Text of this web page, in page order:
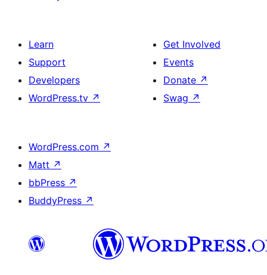
Learn
Support
Developers
WordPress.tv ↗
Get Involved
Events
Donate ↗
Swag ↗
WordPress.com ↗
Matt ↗
bbPress ↗
BuddyPress ↗